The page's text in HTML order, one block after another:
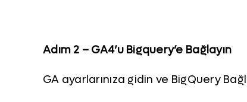
Adım 2 – GA4’u Bigquery’e Bağlayın
GA ayarlarınıza gidin ve BigQuery